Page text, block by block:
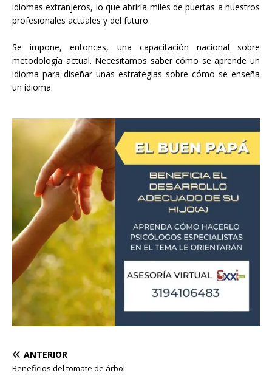
idiomas extranjeros, lo que abriría miles de puertas a nuestros
profesionales actuales y del futuro.
Se impone, entonces, una capacitación nacional sobre
metodología actual. Necesitamos saber cómo se aprende un
idioma para diseñar unas estrategias sobre cómo se enseña
un idioma.
ANTERIOR
Beneficios del tomate de árbol